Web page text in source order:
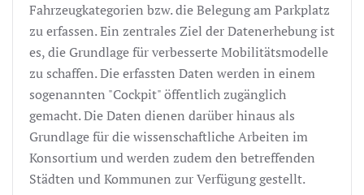
Fahrzeugkategorien bzw. die Belegung am Parkplatz
zu erfassen. Ein zentrales Ziel der Datenerhebung ist
es, die Grundlage für verbesserte Mobilitätsmodelle
zu schaffen. Die erfassten Daten werden in einem
sogenannten "Cockpit" öffentlich zugänglich
gemacht. Die Daten dienen darüber hinaus als
Grundlage für die wissenschaftliche Arbeiten im
Konsortium und werden zudem den betreffenden
Städten und Kommunen zur Verfügung gestellt.